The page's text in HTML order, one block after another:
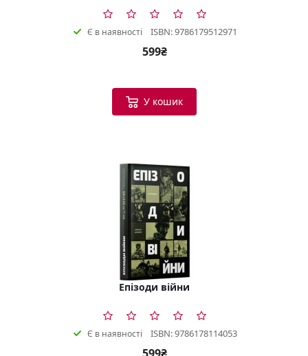
Є в наявності ISBN: 9786179512971
599₴
У кошик
Епізоди війни
Є в наявності ISBN: 9786178114053